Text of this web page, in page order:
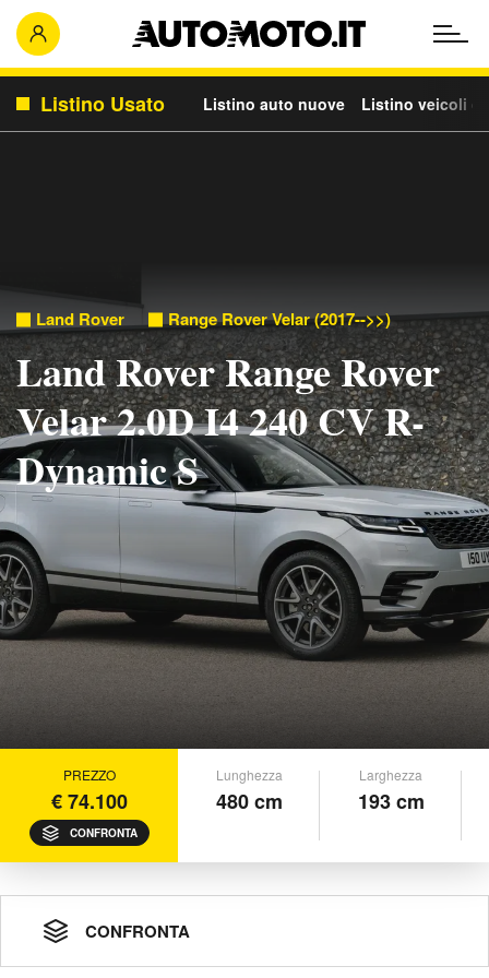
Listino Usato Listino auto nuove Listino veicoli
Land Rover Range Rover Velar (2017-->>)
Land Rover Range Rover
Velar 2.0D I4 240 CV R-
Dynamic S
PREZZO
€ 74.100
CONFRONTA
Lunghezza
480 cm
Larghezza
193 cm
CONFRONTA